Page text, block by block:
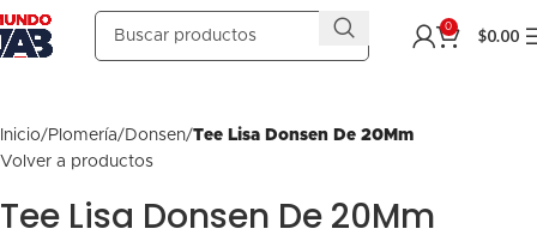
0 $0.00
Inicio Plomería Donsen Tee Lisa Donsen De 20Mm
Volver a productos
Tee Lisa Donsen De 20Mm